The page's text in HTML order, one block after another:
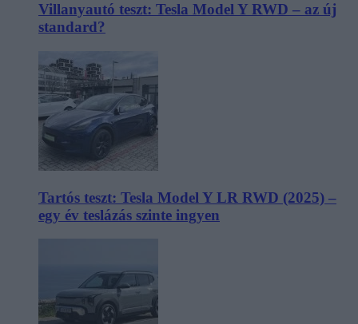
Villanyautó teszt: Tesla Model Y RWD – az új
standard?
Tartós teszt: Tesla Model Y LR RWD (2025) –
egy év teslázás szinte ingyen